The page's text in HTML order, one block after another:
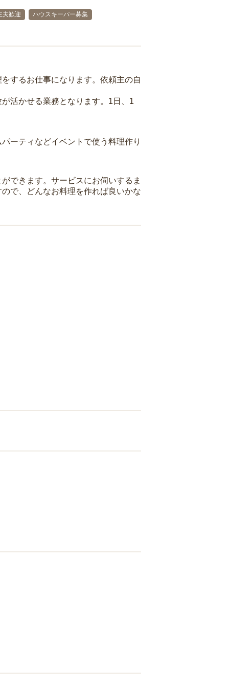
夫歓迎 ハウスキーパー募集
するお仕事になります。依頼主の自
活かせる業務となります。1日、1
ーティなどイベントで使う料理作り
できます。サービスにお伺いするま
で、どんなお料理を作れば良いかな